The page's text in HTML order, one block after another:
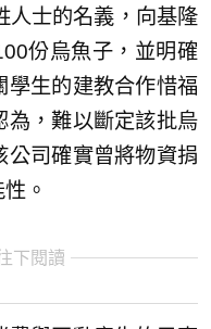
人士的名義，向基隆
份烏魚子，並明確
學生的建教合作惜福
為，難以斷定該批烏
公司確實曾將物資捐
。
下閱讀